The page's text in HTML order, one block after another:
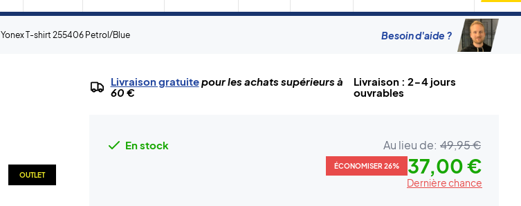
Yonex T-shirt 255406 Petrol/Blue Besoin d'aide ?
OUTLET
Livraison gratuitepour les achats supérieurs à
60 €
Livraison : 2-4 jours
ouvrables
En stock Au lieu de: 49,95 €
ÉCONOMISER 26% 37,00 €
Dernière chance